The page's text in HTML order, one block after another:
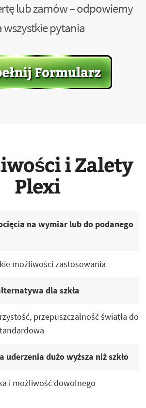
lub zamów – odpowiemy
wszystkie pytania
i Zalety
Plexi
na wymiar lub do podanego
możliwości zastosowania
dla szkła
przepuszczalność światła do
uderzenia dużo wyższa niż szkło
i możliwość dowolnego